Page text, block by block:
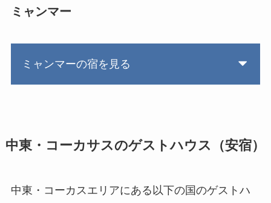
ミャンマー
ミャンマーの宿を見る
中東・コーカサスのゲストハウス（安宿）
中東・コーカスエリアにある以下の国のゲストハ